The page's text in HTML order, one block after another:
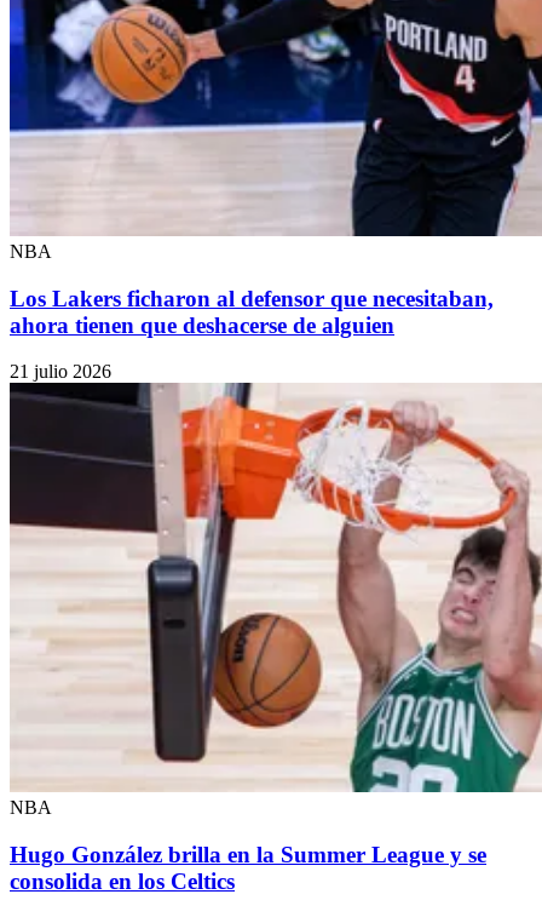
NBA
Los Lakers ficharon al defensor que necesitaban,
ahora tienen que deshacerse de alguien
21 julio 2026
NBA
Hugo González brilla en la Summer League y se
consolida en los Celtics